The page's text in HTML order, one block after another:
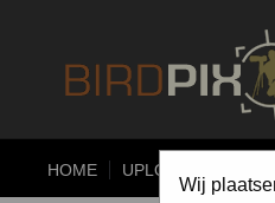
HOME UPLOAD
Wij